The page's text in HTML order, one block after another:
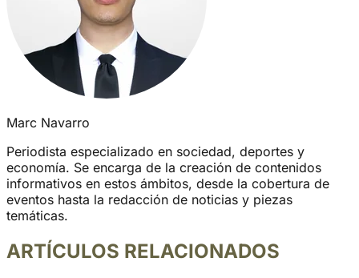
Marc Navarro
Periodista especializado en sociedad, deportes y
economía. Se encarga de la creación de contenidos
informativos en estos ámbitos, desde la cobertura de
eventos hasta la redacción de noticias y piezas
temáticas.
ARTÍCULOS RELACIONADOS